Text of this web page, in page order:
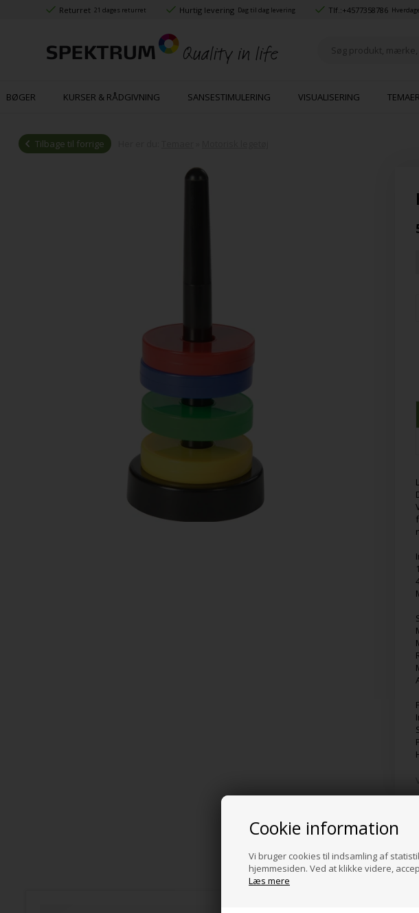
Cookie information
Vi bruger cookies til indsamling af
hjemmesiden. Ved at klikke videre,
Læs mere
Returret 21 dages returret Hurtig levering Dag til dag levering Tlf.:+4577358786
BØGER KURSER & RÅDGIVNING SANSESTIMULERING VISUALISERING TEMAER
Tilbage til forrige